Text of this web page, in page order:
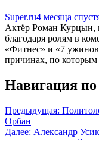
Super.ru4 месяца
Актёр Роман Курцын,
благодаря ролям в
«Фитнес» и «7
причинах, по которым
Навигация по
Предыдущая:
Орбан
Далее: Александр